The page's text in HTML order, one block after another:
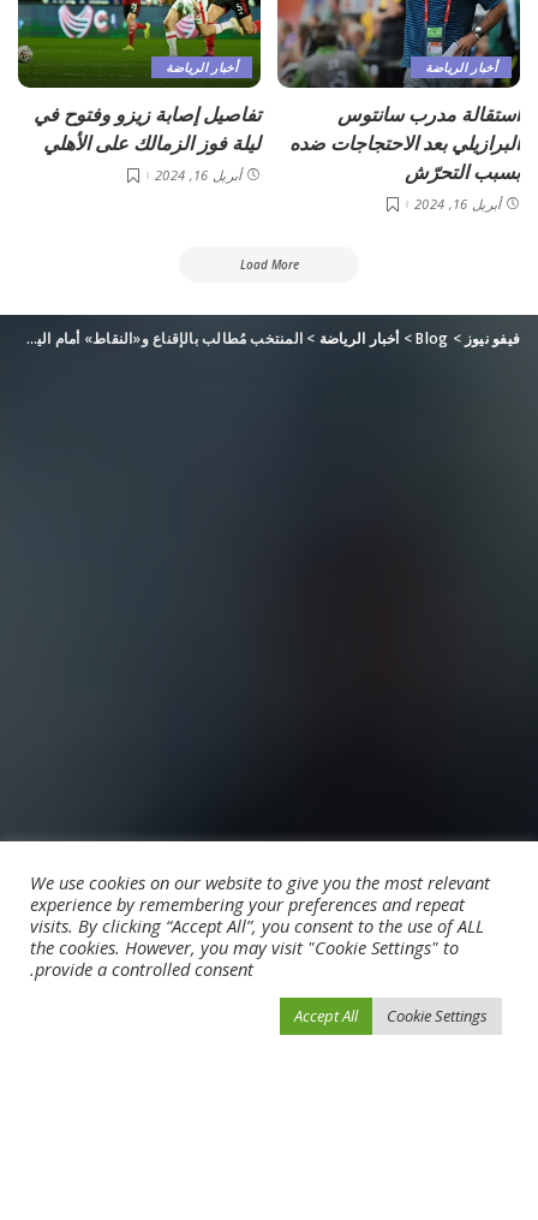
أخبار الرياضة
استقالة مدرب سانتوس
البرازيلي بعد الاحتجاجات ضده
بسبب التحرّش
أبريل 16, 2024
أخبار الرياضة
تفاصيل إصابة زيزو وفتوح في
ليلة فوز الزمالك على الأهلي
أبريل 16, 2024
Load More
فيفو نيوز >
Blog
> أخبار الرياضة > المنتخب مُطالب بالإقناع و«النقاط» أمام اليمن
We use cookies on our website to give you the most relevant
experience by remembering your preferences and repeat
visits. By clicking “Accept All”, you consent to the use of ALL
the cookies. However, you may visit "Cookie Settings" to
provide a controlled consent.
Cookie Settings
Accept All